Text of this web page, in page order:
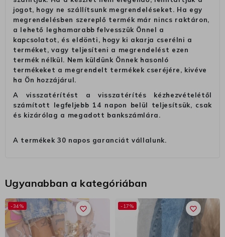
jogot, hogy ne szállítsunk megrendeléseket. Ha egy
megrendelésben szereplő termék már nincs raktáron,
a lehető leghamarabb felvesszük Önnel a
kapcsolatot, és eldönti, hogy ki akarja cserélni a
terméket, vagy teljesíteni a megrendelést ezen
termék nélkül. Nem küldünk Önnek hasonló
termékeket a megrendelt termékek cseréjére, kivéve
ha Ön hozzájárul.
A visszatérítést a visszatérítés kézhezvételétől
számított legfeljebb 14 napon belül teljesítsük, csak
és kizárólag a megadott bankszámlára.
A termékek 30 napos garanciát vállalunk.
Ugyanabban a kategóriában
favorite_border
-34% favorite_border
-17%